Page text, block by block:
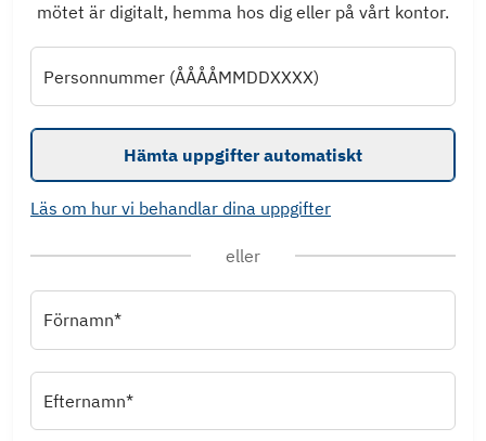
mötet är digitalt, hemma hos dig eller på vårt kontor.
Personnummer (ÅÅÅÅMMDDXXXX)
Hämta uppgifter automatiskt
Läs om hur vi behandlar dina uppgifter
eller
Förnamn*
Efternamn*